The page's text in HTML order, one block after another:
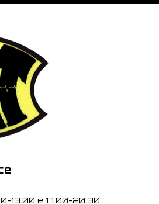
13.00 e 17.00-20.30